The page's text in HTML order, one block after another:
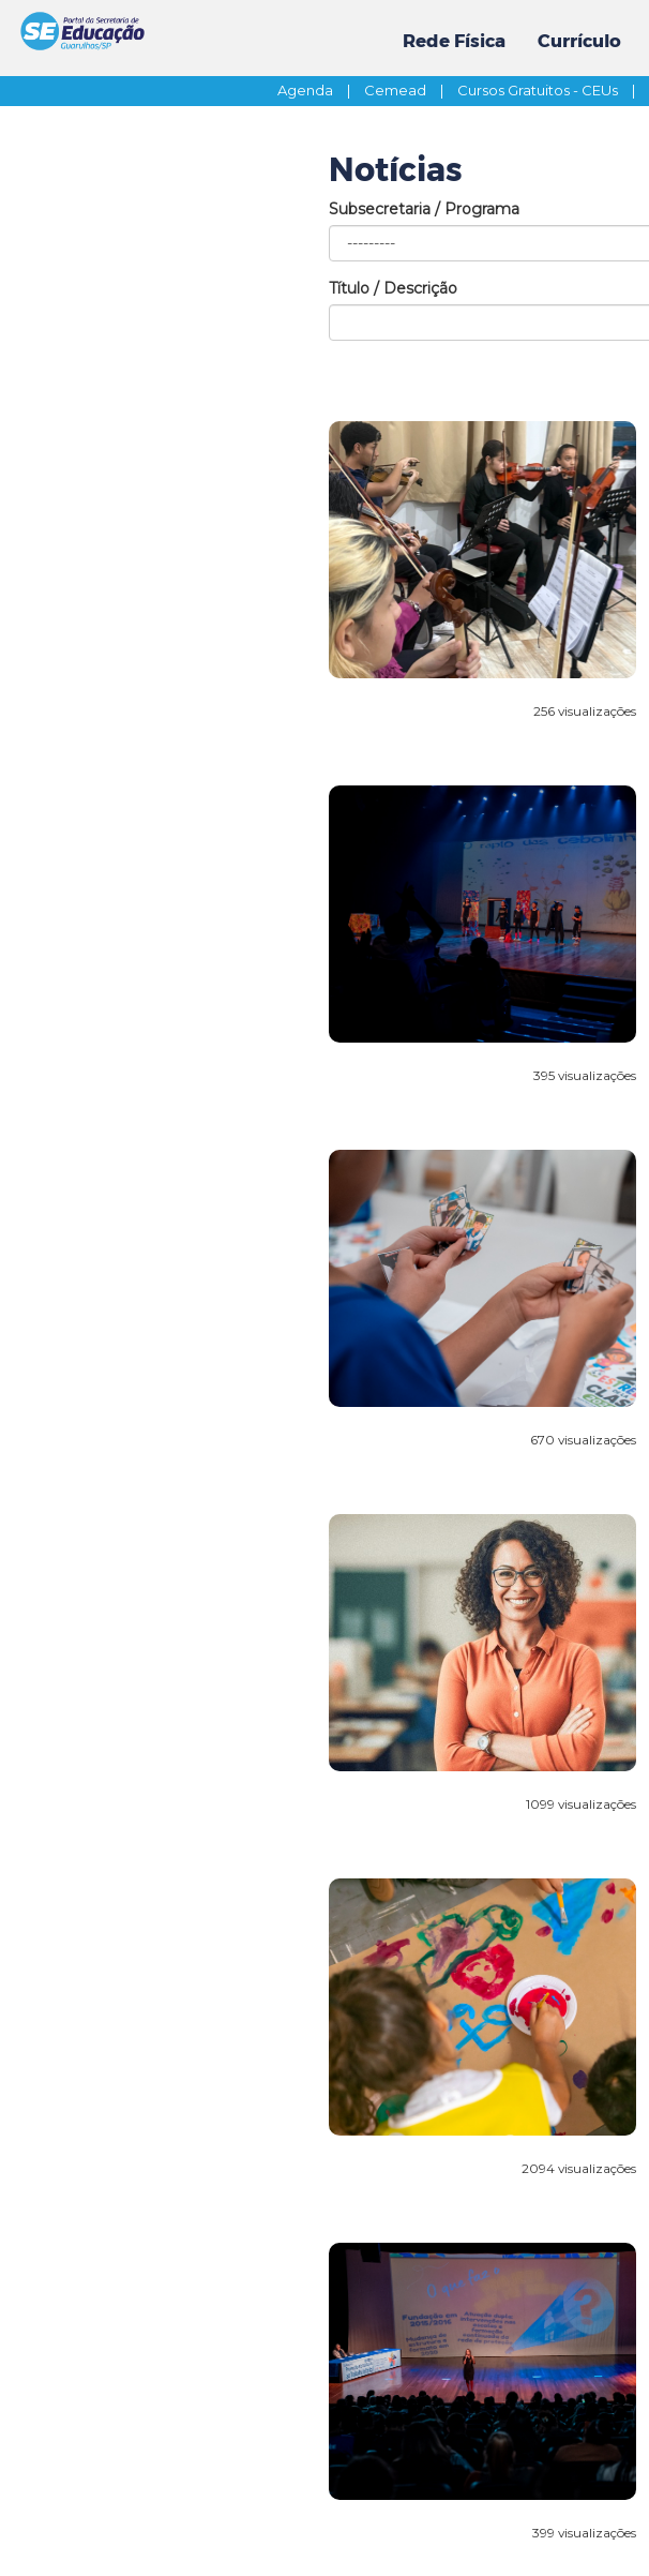
Rede Física Currículo
Agenda | Cemead | Cursos Gratuitos - CEUs |
Notícias
Subsecretaria / Programa
Título / Descrição
256 visualizações
395 visualizações
670 visualizações
1099 visualizações
2094 visualizações
399 visualizações